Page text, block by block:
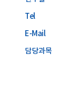
Tel
E-Mail
담당과목